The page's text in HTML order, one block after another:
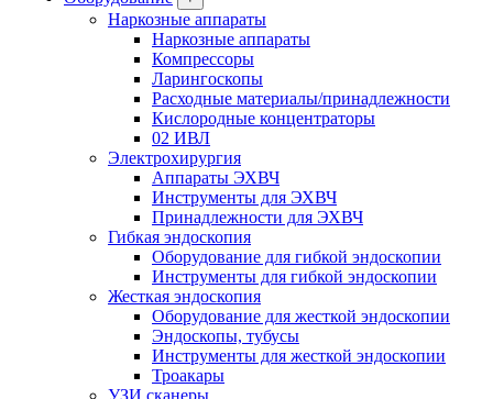
Наркозные аппараты
Наркозные аппараты
Компрессоры
Ларингоскопы
Расходные материалы/принадлежности
Кислородные концентраторы
02 ИВЛ
Электрохирургия
Аппараты ЭХВЧ
Инструменты для ЭХВЧ
Принадлежности для ЭХВЧ
Гибкая эндоскопия
Оборудование для гибкой эндоскопии
Инструменты для гибкой эндоскопии
Жесткая эндоскопия
Оборудование для жесткой эндоскопии
Эндоскопы, тубусы
Инструменты для жесткой эндоскопии
Троакары